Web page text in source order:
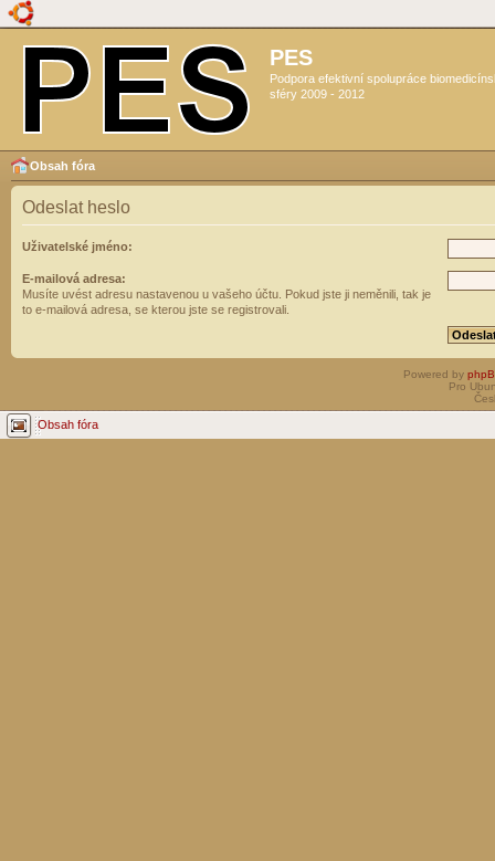
PES
Podpora efektivní spolupráce
sféry 2009 - 2012
Obsah fóra
Odeslat heslo
Uživatelské jméno:
E-mailová adresa:
Musíte uvést adresu nastavenou u vašeho účtu. Pokud jste ji neměnili, tak je
to e-mailová adresa, se kterou jste se registrovali.
Powered by
Pro
Obsah fóra